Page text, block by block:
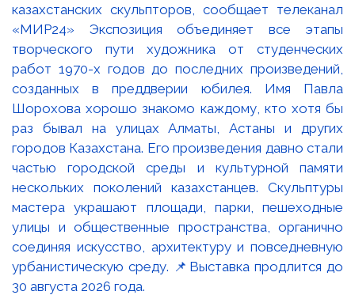
казахстанских скульпторов, сообщает телеканал
«МИР24» Экспозиция объединяет все этапы
творческого пути художника от студенческих
работ 1970-х годов до последних произведений,
созданных в преддверии юбилея. Имя Павла
Шорохова хорошо знакомо каждому, кто хотя бы
раз бывал на улицах Алматы, Астаны и других
городов Казахстана. Его произведения давно стали
частью городской среды и культурной памяти
нескольких поколений казахстанцев. Скульптуры
мастера украшают площади, парки, пешеходные
улицы и общественные пространства, органично
соединяя искусство, архитектуру и повседневную
урбанистическую среду. 📌Выставка продлится до
30 августа 2026 года.